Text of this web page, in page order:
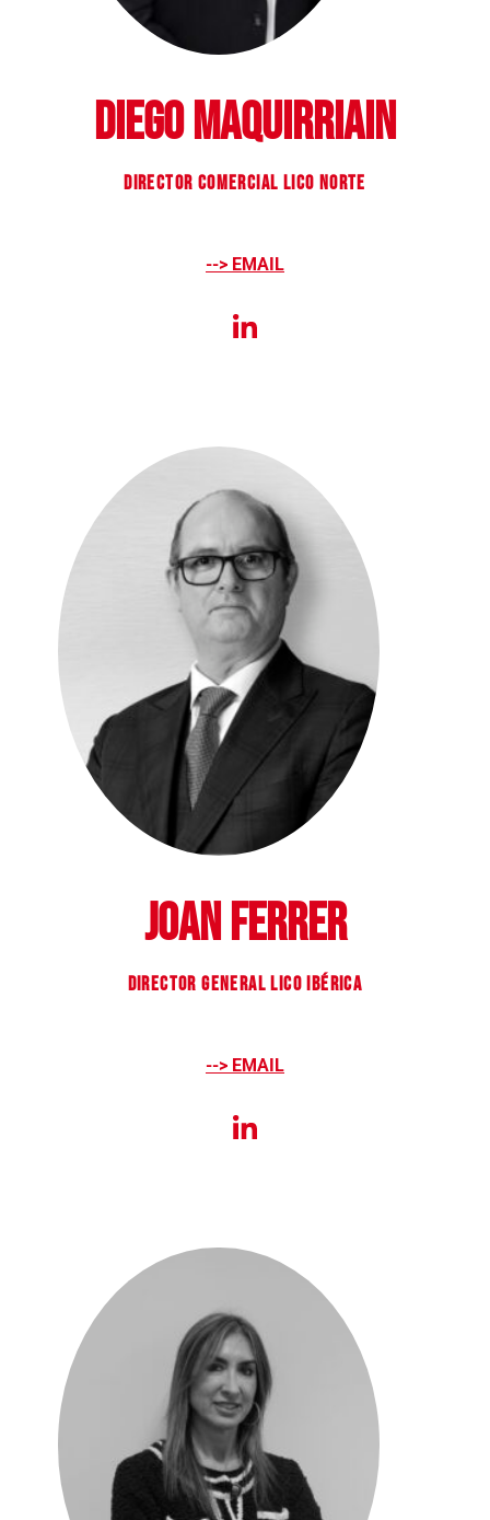
DIEGO MAQUIRRIAIN
DIRECTOR COMERCIAL LICO NORTE
--> EMAIL
JOAN FERRER
DIRECTOR GENERAL LICO IBÉRICA
--> EMAIL